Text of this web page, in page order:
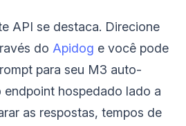
API se destaca. Direcione
do Apidog e você pode
para seu M3 auto-
endpoint hospedado lado a
as respostas, tempos de